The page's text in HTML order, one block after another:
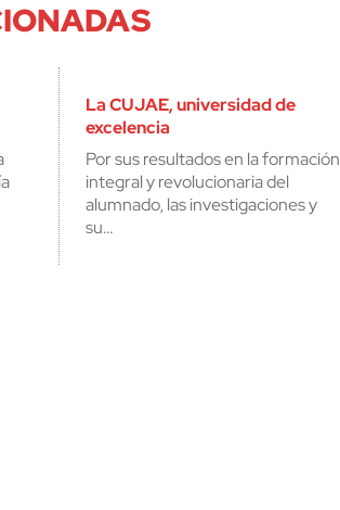
La CUJAE, universidad de
excelencia
Por sus resultados en la formación
integral y revolucionaria del
alumnado, las investigaciones y
su…